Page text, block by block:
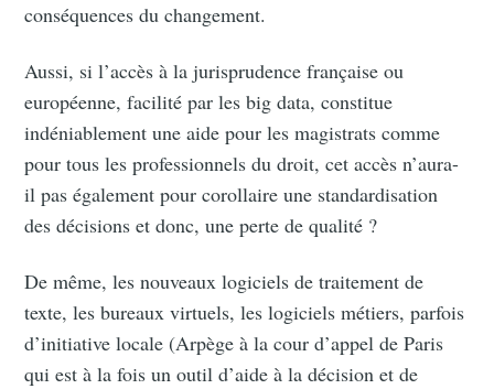
conséquences du changement.
Aussi, si l’accès à la jurisprudence française ou
européenne, facilité par les big data, constitue
indéniablement une aide pour les magistrats comme
pour tous les professionnels du droit, cet accès n’aura-
il pas également pour corollaire une standardisation
des décisions et donc, une perte de qualité ?
De même, les nouveaux logiciels de traitement de
texte, les bureaux virtuels, les logiciels métiers, parfois
d’initiative locale (Arpège à la cour d’appel de Paris
qui est à la fois un outil d’aide à la décision et de